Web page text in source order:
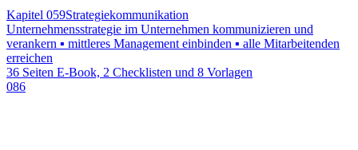
Kapitel 059Strategiekommunikation
Unternehmensstrategie im Unternehmen kommunizieren und
verankern ▪ mittleres Management einbinden ▪ alle Mitarbeitenden
erreichen
36 Seiten E-Book, 2 Checklisten und 8 Vorlagen
086